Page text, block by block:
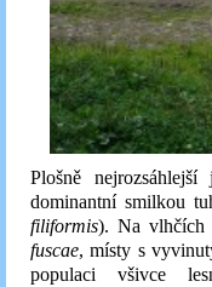
Plošně
dominantní smilkou
filiformis). Na vlhčích
fuscae, místy s
populaci všivce